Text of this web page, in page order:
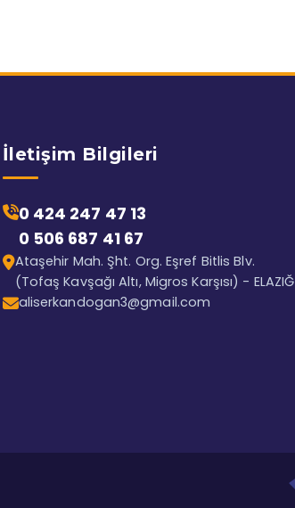
İletişim Bilgileri
0 424 247 47 13
0 506 687 41 67
Ataşehir Mah. Şht. Org. Eşref Bitlis Blv.
(Tofaş Kavşağı Altı, Migros Karşısı) - ELAZIĞ
aliserkandogan3@gmail.com